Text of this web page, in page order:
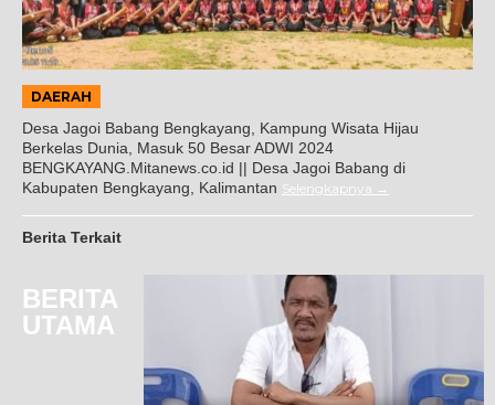
DAERAH
Desa Jagoi Babang Bengkayang, Kampung Wisata Hijau
Berkelas Dunia, Masuk 50 Besar ADWI 2024
BENGKAYANG.Mitanews.co.id || Desa Jagoi Babang di
Kabupaten Bengkayang, Kalimantan Selengkapnya
Berita Terkait
BERITA
UTAMA